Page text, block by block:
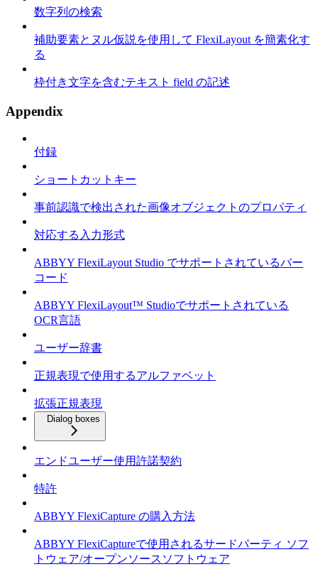
数字列の検索
補助要素とヌル仮説を使用して FlexiLayout を簡素化す
る
枠付き文字を含むテキスト field の記述
Appendix
付録
ショートカットキー
事前認識で検出された画像オブジェクトのプロパティ
対応する入力形式
ABBYY FlexiLayout Studio でサポートされているバー
コード
ABBYY FlexiLayout™ Studioでサポートされている
OCR言語
ユーザー辞書
正規表現で使用するアルファベット
拡張正規表現
Dialog boxes
エンドユーザー使用許諾契約
特許
ABBYY FlexiCapture の購入方法
ABBYY FlexiCaptureで使用されるサードパーティ ソフ
トウェア/オープンソースソフトウェア